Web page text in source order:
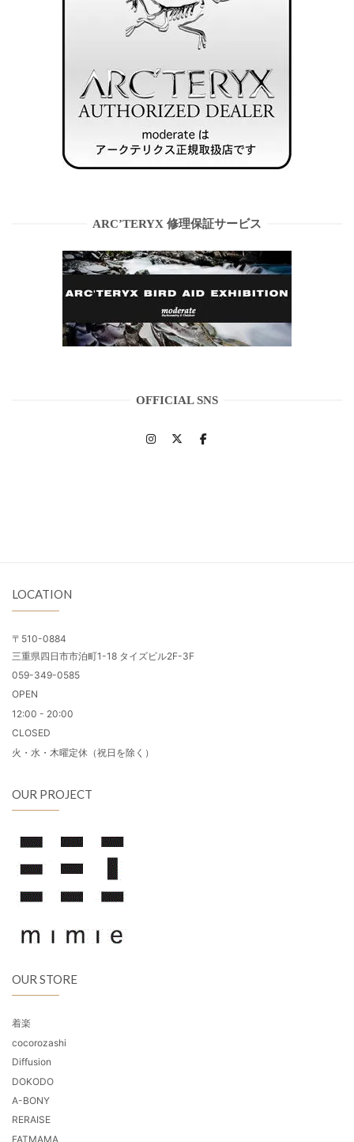
ARC’TERYX 修理保証サービス
OFFICIAL SNS
LOCATION
〒510-0884
三重県四日市市泊町1-18 タイズビル2F-3F
059-349-0585
OPEN
12:00 - 20:00
CLOSED
火・水・木曜定休（祝日を除く）
OUR PROJECT
OUR STORE
着楽
cocorozashi
Diffusion
DOKODO
A-BONY
RERAISE
FATMAMA